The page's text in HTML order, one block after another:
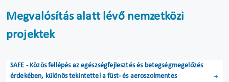
Megvalósítás alatt lévő nemzetközi
projektek
SAFE - Közös fellépés az egészségfejlesztés és betegségmegelőzés
érdekében, különös tekintettel a füst- és aeroszolmentes